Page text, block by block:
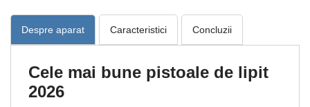
Despre aparat Caracteristici Concluzii
Cele mai bune pistoale de lipit
2026